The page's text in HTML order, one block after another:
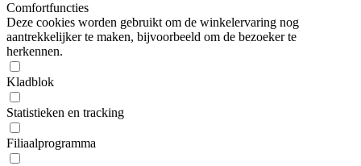
Comfortfuncties
Deze cookies worden gebruikt om de winkelervaring nog
aantrekkelijker te maken, bijvoorbeeld om de bezoeker te
herkennen.
Kladblok
Statistieken en tracking
Filiaalprogramma